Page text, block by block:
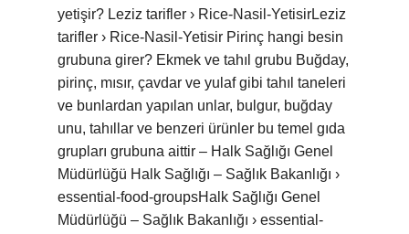
yetişir? Leziz tarifler › Rice-Nasil-YetisirLeziz
tarifler › Rice-Nasil-Yetisir Pirinç hangi besin
grubuna girer? Ekmek ve tahıl grubu Buğday,
pirinç, mısır, çavdar ve yulaf gibi tahıl taneleri
ve bunlardan yapılan unlar, bulgur, buğday
unu, tahıllar ve benzeri ürünler bu temel gıda
grupları grubuna aittir – Halk Sağlığı Genel
Müdürlüğü Halk Sağlığı – Sağlık Bakanlığı ›
essential-food-groupsHalk Sağlığı Genel
Müdürlüğü – Sağlık Bakanlığı › essential-